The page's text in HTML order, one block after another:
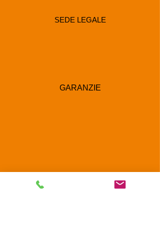
SEDE LEGALE
GARANZIE